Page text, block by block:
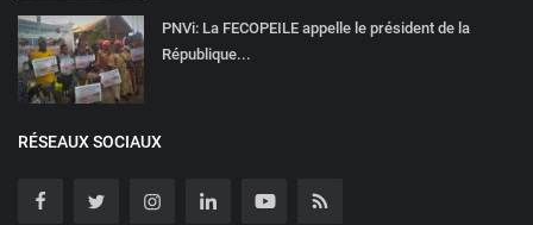
PNVi: La FECOPEILE appelle le président de la
République...
RÉSEAUX SOCIAUX